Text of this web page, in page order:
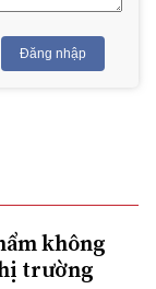
Đăng nhập
không
trường